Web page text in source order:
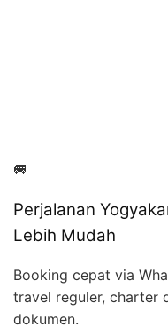
🚐
Perjalanan
Lebih Mudah
Booking cepat via
travel reguler, charter
dokumen.